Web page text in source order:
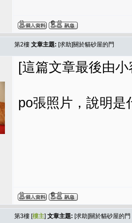
第2樓 文章主題: [求助]關於貓砂屋的門
[這篇文章最後由
po張照片，說明是
第3樓 [樓主] 文章主題: [求助]關於貓砂屋的門